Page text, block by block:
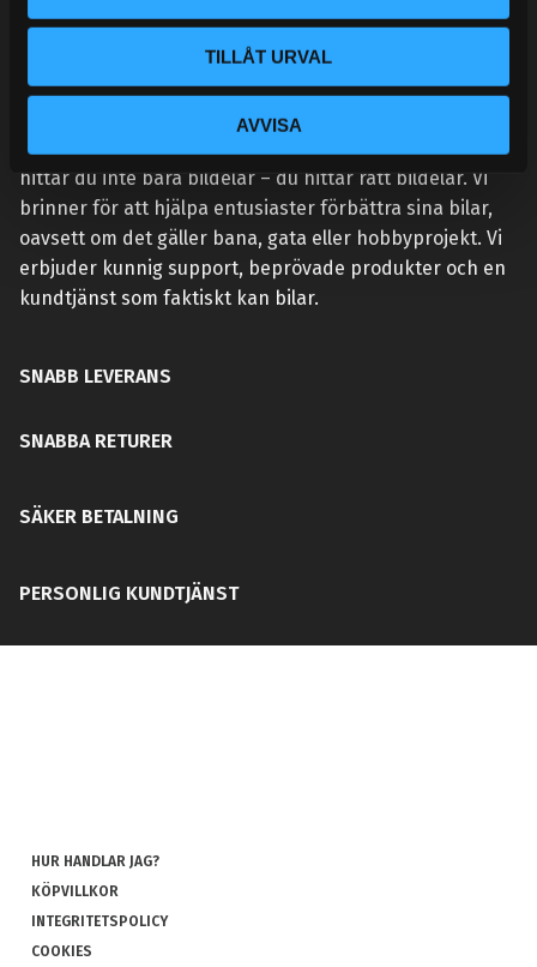
TILLÅT URVAL
AVVISA
Vi lever och andas prestanda. Hos Street Performance
hittar du inte bara bildelar – du hittar rätt bildelar. Vi
brinner för att hjälpa entusiaster förbättra sina bilar,
oavsett om det gäller bana, gata eller hobbyprojekt. Vi
erbjuder kunnig support, beprövade produkter och en
kundtjänst som faktiskt kan bilar.
SNABB LEVERANS
SNABBA RETURER
SÄKER BETALNING
PERSONLIG KUNDTJÄNST
HUR HANDLAR JAG?
KÖPVILLKOR
INTEGRITETSPOLICY
COOKIES